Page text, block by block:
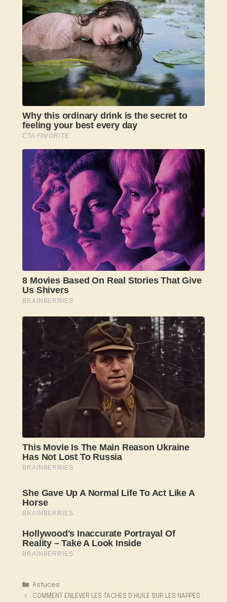
Catégories
Astuces
COMMENT ENLEVER LES TACHES D’HUILE SUR LES NAPPES :